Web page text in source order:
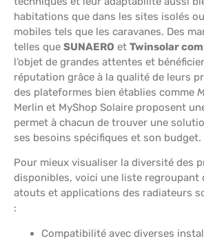
habitations que dans les sites isolés
mobiles tels que les caravanes. Des
telles que SUNAERO et Twinsolar
l’objet de grandes attentes et
réputation grâce à la qualité de leurs
des plateformes bien établies comme
Merlin et MyShop Solaire proposent
permet à chacun de trouver une
ses besoins spécifiques et son budget.
Pour mieux visualiser la diversité des
disponibles, voici une liste regroupant
atouts et applications des radiateurs
:
Compatibilité avec diverses